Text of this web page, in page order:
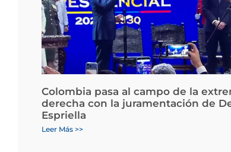
Colombia pasa al campo de la
derecha con la juramentación de
Espriella
Leer Más >>